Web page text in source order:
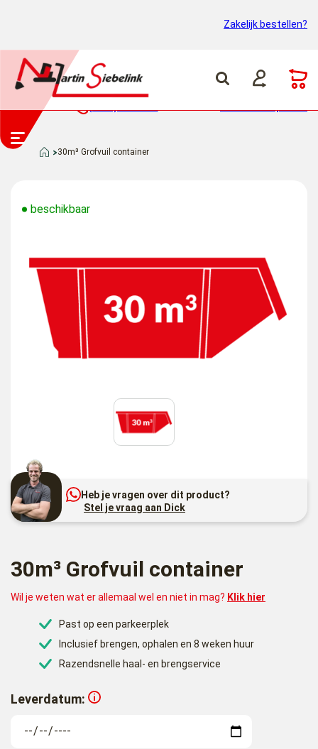
Zakelijk bestellen?
30m³ Grofvuil container
beschikbaar
Heb je vragen over dit product?
Stel je vraag aan Dick
30m³ Grofvuil container
Wil je weten wat er allemaal wel en niet in mag? Klik hier
Past op een parkeerplek
Inclusief brengen, ophalen en 8 weken huur
Razendsnelle haal- en brengservice
Leverdatum: